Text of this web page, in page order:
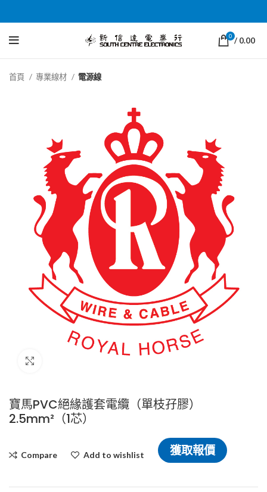
0 / 0.00
首頁 專業線材 電源線
寶馬PVC絕緣護套電纜（單枝孖膠）
2.5mm²（1芯）
Compare Add to wishlist 獲取報價